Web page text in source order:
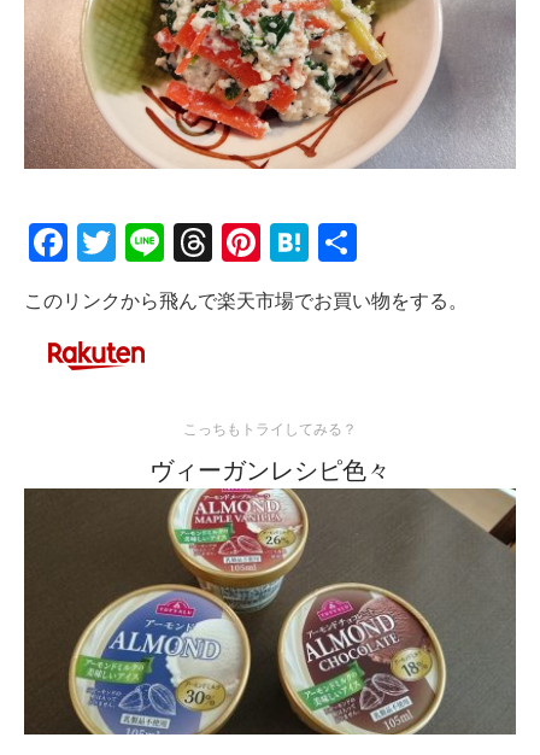
Facebook
Twitter
LineThreads
Pinterest
Hatena
有
このリンクから飛んで楽天市場でお買い物をする。
こっちもトライしてみる？
ヴィーガンレシピ色々